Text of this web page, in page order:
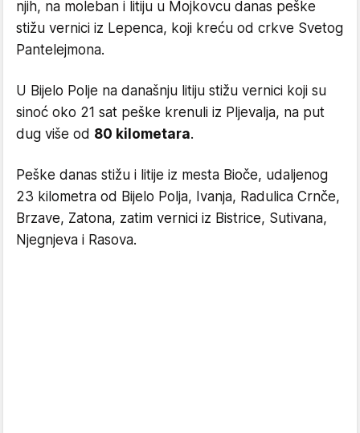
njih, na moleban i litiju u Mojkovcu danas peške
stižu vernici iz Lepenca, koji kreću od crkve Svetog
Pantelejmona.
U Bijelo Polje na današnju litiju stižu vernici koji su
sinoć oko 21 sat peške krenuli iz Pljevalja, na put
dug više od 80 kilometara.
Peške danas stižu i litije iz mesta Bioče, udaljenog
23 kilometra od Bijelo Polja, Ivanja, Radulica Crnče,
Brzave, Zatona, zatim vernici iz Bistrice, Sutivana,
Njegnjeva i Rasova.